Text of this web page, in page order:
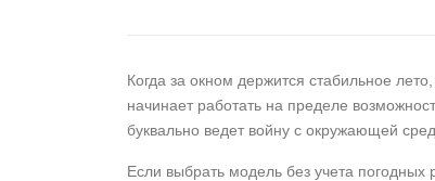
Когда за окном держится стабильное
начинает работать на пределе
буквально ведет войну с окружающей
Если выбрать модель без учета